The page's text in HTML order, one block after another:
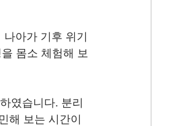
아가 기후 위기
몸소 체험해 보
였습니다. 분리
해 보는 시간이